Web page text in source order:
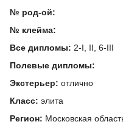
№ род-ой:
№ клейма:
Все дипломы: 2-I, II, 6-III
Полевые дипломы:
Экстерьер: отлично
Класс: элита
Регион: Московская